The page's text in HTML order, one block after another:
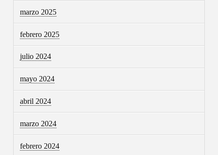
marzo 2025
febrero 2025
julio 2024
mayo 2024
abril 2024
marzo 2024
febrero 2024